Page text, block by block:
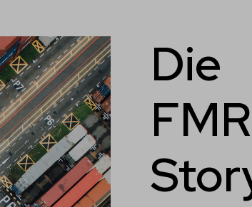
Die